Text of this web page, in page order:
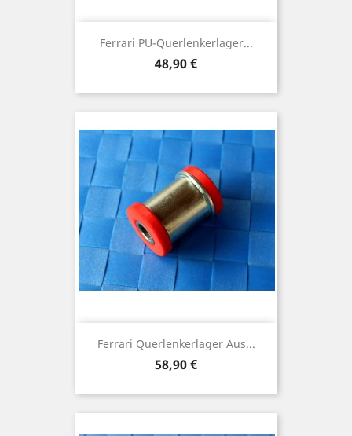
Ferrari PU-Querlenkerlager...
Preis
48,90 €
Ferrari Querlenkerlager Aus...
Preis
58,90 €